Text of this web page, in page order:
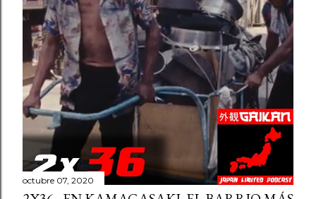
octubre 07, 2020